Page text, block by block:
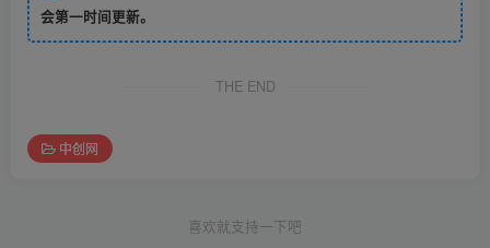
会第一时间更新。
THE END
中创网
喜欢就支持一下吧